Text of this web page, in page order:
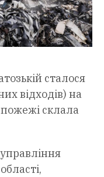
сталося
відходів) на
склала